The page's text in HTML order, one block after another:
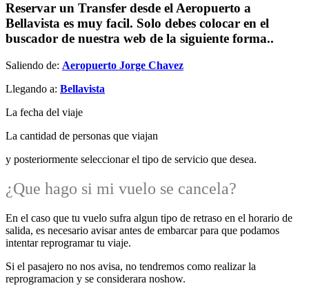
Reservar un Transfer desde el Aeropuerto a
Bellavista es muy facil. Solo debes colocar en el
buscador de nuestra web de la siguiente forma..
Saliendo de: Aeropuerto Jorge Chavez
Llegando a: Bellavista
La fecha del viaje
La cantidad de personas que viajan
y posteriormente seleccionar el tipo de servicio que desea.
¿Que hago si mi vuelo se cancela?
En el caso que tu vuelo sufra algun tipo de retraso en el horario de
salida, es necesario avisar antes de embarcar para que podamos
intentar reprogramar tu viaje.
Si el pasajero no nos avisa, no tendremos como realizar la
reprogramacion y se considerara noshow.